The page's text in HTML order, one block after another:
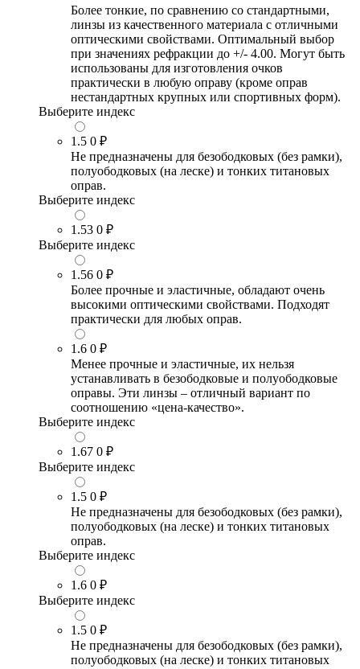
Более тонкие, по сравнению со стандартными,
линзы из качественного материала с отличными
оптическими свойствами. Оптимальный выбор
при значениях рефракции до +/- 4.00. Могут быть
использованы для изготовления очков
практически в любую оправу (кроме оправ
нестандартных крупных или спортивных форм).
Выберите индекс
1.5 0 ₽
Не предназначены для безободковых (без рамки),
полуободковых (на леске) и тонких титановых
оправ.
Выберите индекс
1.53 0 ₽
Выберите индекс
1.56 0 ₽
Более прочные и эластичные, обладают очень
высокими оптическими свойствами. Подходят
практически для любых оправ.
1.6 0 ₽
Менее прочные и эластичные, их нельзя
устанавливать в безободковые и полуободковые
оправы. Эти линзы – отличный вариант по
соотношению «цена-качество».
Выберите индекс
1.67 0 ₽
Выберите индекс
1.5 0 ₽
Не предназначены для безободковых (без рамки),
полуободковых (на леске) и тонких титановых
оправ.
Выберите индекс
1.6 0 ₽
Выберите индекс
1.5 0 ₽
Не предназначены для безободковых (без рамки),
полуободковых (на леске) и тонких титановых